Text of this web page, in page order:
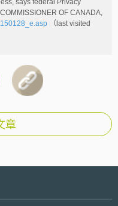
says federal Privacy
OF CANADA,
（last visited
章